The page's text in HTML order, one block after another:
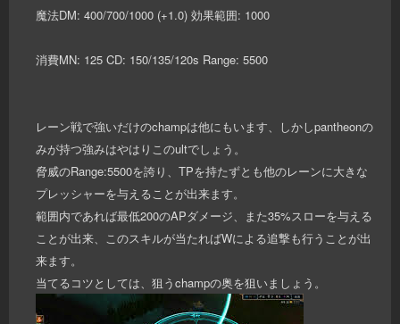
魔法DM: 400/700/1000 (+1.0) 効果範囲: 1000
消費MN: 125 CD: 150/135/120s Range: 5500
レーン戦で強いだけのchampは他にもいます、しかしpantheonの
みが持つ強みはやはりこのultでしょう。
脅威のRange:5500を誇り、TPを持たずとも他のレーンに大きな
プレッシャーを与えることが出来ます。
範囲内であれば最低200のAPダメージ、また35%スローを与える
ことが出来、このスキルが当たればWによる追撃も行うことが出
来ます。
当てるコツとしては、狙うchampの奥を狙いましょう。